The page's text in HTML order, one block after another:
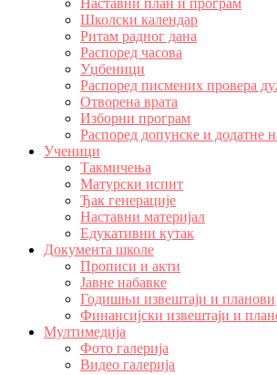
Школски календар
Ритам радног дана
Распоред часова
Уџбеници
Распоред писмених провера
Отворена врата
Изборни програм
Распоред допунске и додатне
Ученици
Такмичења
Матурски испит
Ђак генерације
Наставни материјал
Едукативни кутак
Документа школе
Прописи и акти
Јавне набавке
Годишњи извештаји и планови
Финансијски извештаји и
Мултимедија
Фото галерија
Видео галерија